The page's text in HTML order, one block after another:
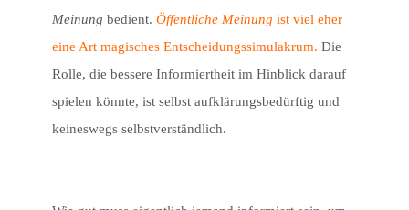
Meinungbedient.Öffentliche Meinung ist viel eher
eine Art magisches Entscheidungssimulakrum. Die
Rolle, die bessere Informiertheit im Hinblick darauf
spielen könnte, ist selbst aufklärungsbedürftig und
keineswegs selbstverständlich.